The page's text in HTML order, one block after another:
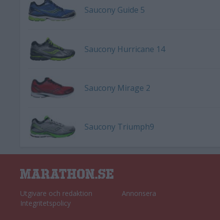
Saucony Guide 5
Saucony Hurricane 14
Saucony Mirage 2
Saucony Triumph9
Utgivare och redaktion
Integritetspolicy
Annonsera